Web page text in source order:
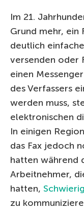
Im 21.
Grund mehr, ein
deutlich
versenden oder
einen
des Verfassers
werden muss,
elektronischen
In einigen
das Fax jedoch
hatten während
Arbeitnehmer,
hatten,
zu